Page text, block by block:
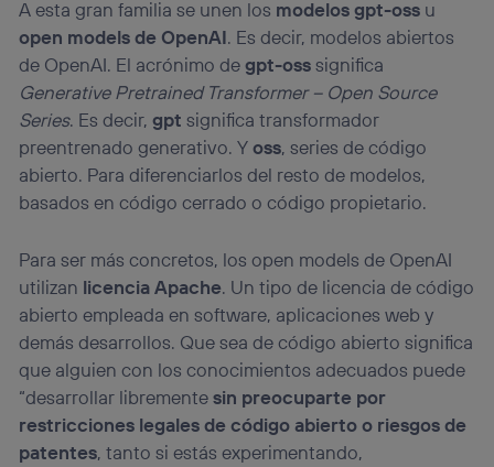
A esta gran familia se unen los modelos gpt-oss u
open models de OpenAI. Es decir, modelos abiertos
de OpenAI. El acrónimo degpt-osssignifica
Generative Pretrained Transformer – Open Source
Series. Es decir,gpt significa transformador
preentrenado generativo. Yoss, series de código
abierto. Para diferenciarlos del resto de modelos,
basados en código cerrado o código propietario.
Para ser más concretos, los open models de OpenAI
utilizan licencia Apache. Un tipo de licencia de código
abierto empleada en software, aplicaciones web y
demás desarrollos. Que sea de código abierto significa
que alguien con los conocimientos adecuados puede
“desarrollar librementesin preocuparte por
restricciones legales de código abierto o riesgos de
patentes, tanto si estás experimentando,
Si utilizasdatos móviles, el marketing será más
personalizado, ya que se basará únicamente en la
navegación del usuario del móvil.
Puedes gestionar los consentimientos Utiq seleccionando
“Administrar Utiq” en la parte inferior de esta página web o
visitando el portal de privacidad de Utiq
(“consenthub”). Para más información, consulta
la política de privacidad de Utiq.